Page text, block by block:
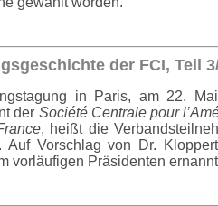
der FCI, Teil
in Paris, am 22.
der Société Centrale pour
, heißt die
Auf Vorschlag von Dr.
vorläufigen Präsidenten